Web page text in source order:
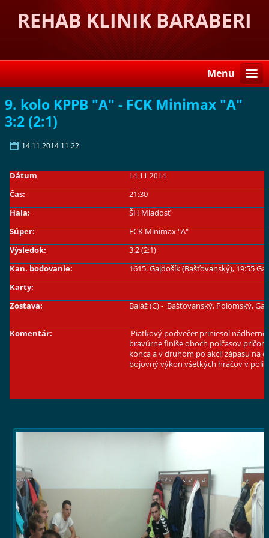
REHAB KLINIK BARABERI
Menu
9. kolo KPPB "A" - FCK Minimax "A"
3:2 (2:1)
14.11.2014 11:22
Dátum 14.11.2014
Čas:
21:30
Hala:
ŠH Mladosť
Súper:
FCK Minimax "A"
Výsledok:
3:2 (2:1)
Kan. bodovanie:
1615. Gajdošík (Bašťovanský), 19:55
Karty:
Zostava:
Baláž (C) - Bašťovanský, Polomský,
Komentár:
Piatkový podvečer priniesol
bravúrne finiše oboch polčasov
konca a v druhom po akcii zápasu na
bojovný výkon všetkých hráčov v poli